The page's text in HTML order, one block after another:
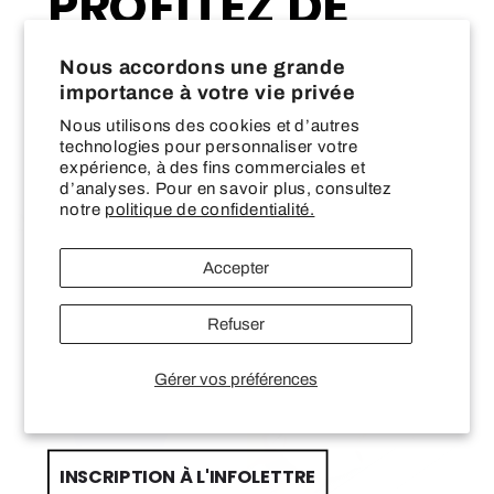
Nous accordons une grande
importance à votre vie privée
Nous utilisons des cookies et d’autres
technologies pour personnaliser votre
expérience, à des fins commerciales et
d’analyses. Pour en savoir plus, consultez
notre politique de confidentialité.
Gérer vos préférences
Accepter
Refuser
Nos incontournables
Promotion Promotion
10% DE RABAIS
—
SUR VOTRE PREMIÈRE COMMANDE CHEZ
LES WONDERLANDS
First Name
INSCRIPTION À L'INFOLETTRE